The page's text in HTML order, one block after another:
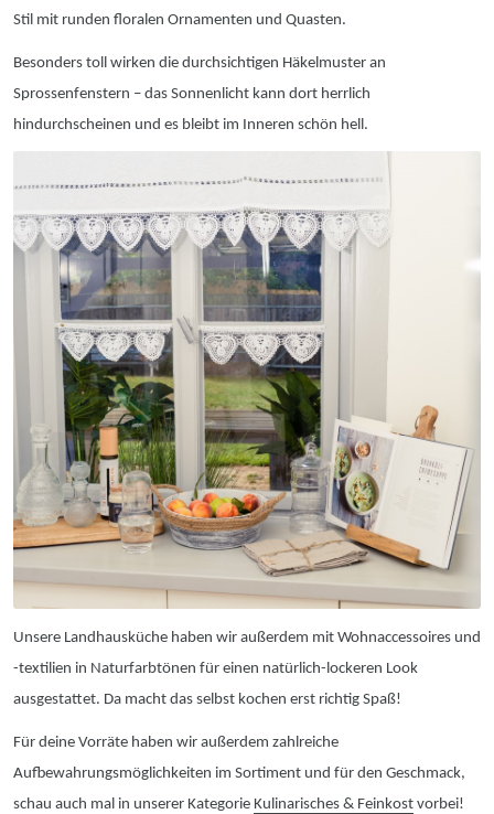
Stil mit runden floralen Ornamenten und Quasten.
Besonders toll wirken die durchsichtigen Häkelmuster an
Sprossenfenstern – das Sonnenlicht kann dort herrlich
hindurchscheinen und es bleibt im Inneren schön hell.
Unsere Landhausküche haben wir außerdem mit Wohnaccessoires und
-textilien in Naturfarbtönen für einen natürlich-lockeren Look
ausgestattet. Da macht das selbst kochen erst richtig Spaß!
Für deine Vorräte haben wir außerdem zahlreiche
Aufbewahrungsmöglichkeiten im Sortiment und für den Geschmack,
schau auch mal in unserer Kategorie Kulinarisches & Feinkost vorbei!